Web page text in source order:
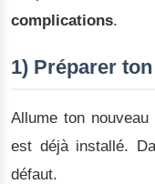
complications.
1) Préparer
Allume ton
est déjà installé.
défaut.